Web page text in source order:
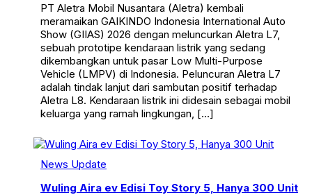
PT Aletra Mobil Nusantara (Aletra) kembali
meramaikan GAIKINDO Indonesia International Auto
Show (GIIAS) 2026 dengan meluncurkan Aletra L7,
sebuah prototipe kendaraan listrik yang sedang
dikembangkan untuk pasar Low Multi-Purpose
Vehicle (LMPV) di Indonesia. Peluncuran Aletra L7
adalah tindak lanjut dari sambutan positif terhadap
Aletra L8. Kendaraan listrik ini didesain sebagai mobil
keluarga yang ramah lingkungan, […]
News Update
Wuling Aira ev Edisi Toy Story 5, Hanya 300 Unit